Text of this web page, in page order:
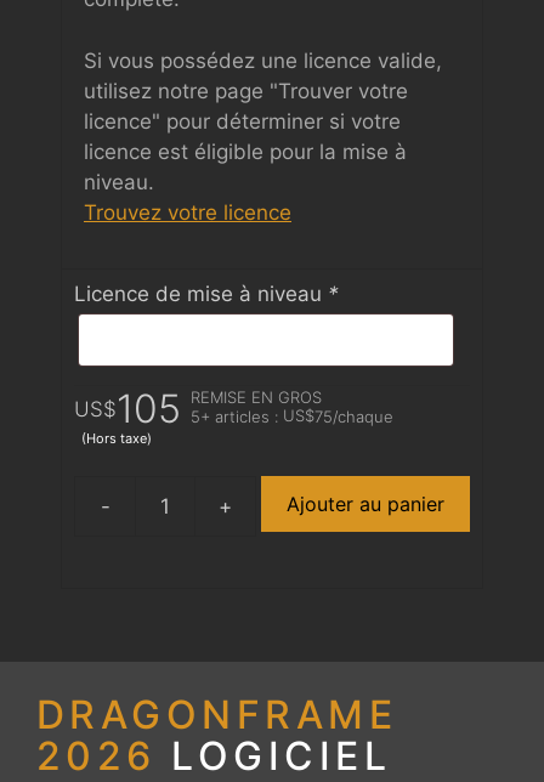
Si vous possédez une licence valide,
utilisez notre page "Trouver votre
licence" pour déterminer si votre
licence est éligible pour la mise à
niveau.
Trouvez votre licence
Licence de mise à niveau *
Le
d'origine
US$130.
US$105 Le
actuel
:
US$105.
REMISE EN GROS
5+ articles : US$75/chaque
(Hors taxe)
quantité
Bluetooth/USB
Controller
Ajouter au panier
DRAGONFRAME
2026 LOGICIEL